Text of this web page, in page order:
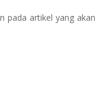
pada artikel yang akan